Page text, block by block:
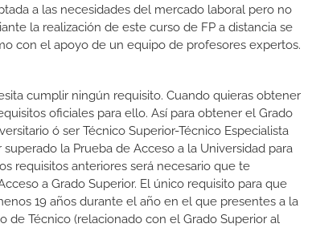
a las necesidades del mercado laboral pero no
la realización de este curso de FP a distancia se
con el apoyo de un equipo de profesores expertos.
cumplir ningún requisito. Cuando quieras obtener
oficiales para ello. Así para obtener el Grado
ó ser Técnico Superior-Técnico Especialista
la Prueba de Acceso a la Universidad para
requisitos anteriores será necesario que te
a Grado Superior. El único requisito para que
19 años durante el año en el que presentes a la
de Técnico (relacionado con el Grado Superior al